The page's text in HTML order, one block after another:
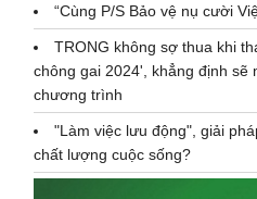
“Cùng P/S Bảo vệ nụ cười
TRONG không sợ thua khi
chông gai 2024', khẳng định sẽ
chương trình
"Làm việc lưu động", giải
chất lượng cuộc sống?